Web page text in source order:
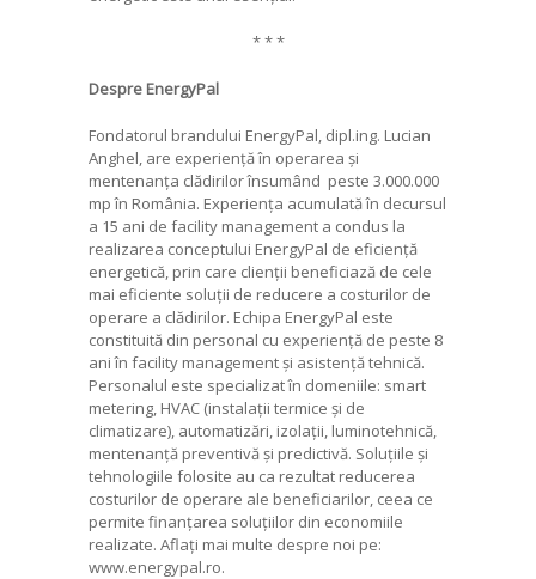
* * *
Despre EnergyPal
Fondatorul brandului EnergyPal, dipl.ing. Lucian
Anghel, are experiență în operarea și
mentenanța clădirilor însumând peste 3.000.000
mp în România. Experiența acumulată în decursul
a 15 ani de facility management a condus la
realizarea conceptului EnergyPal de eficiență
energetică, prin care clienții beneficiază de cele
mai eficiente soluții de reducere a costurilor de
operare a clădirilor. Echipa EnergyPal este
constituită din personal cu experiență de peste 8
ani în facility management și asistență tehnică.
Personalul este specializat în domeniile: smart
metering, HVAC (instalații termice și de
climatizare), automatizări, izolații, luminotehnică,
mentenanță preventivă și predictivă. Soluțiile și
tehnologiile folosite au ca rezultat reducerea
costurilor de operare ale beneficiarilor, ceea ce
permite finanțarea soluțiilor din economiile
realizate. Aflați mai multe despre noi pe:
www.energypal.ro.